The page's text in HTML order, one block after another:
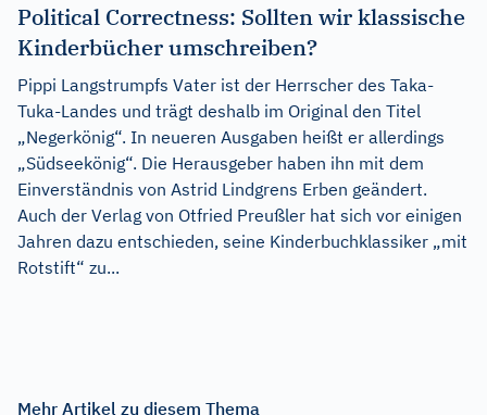
Political Correctness: Sollten wir klassische
Kinderbücher umschreiben?
Pippi Langstrumpfs Vater ist der Herrscher des Taka-
Tuka-Landes und trägt deshalb im Original den Titel
„Negerkönig“. In neueren Ausgaben heißt er allerdings
„Südseekönig“. Die Herausgeber haben ihn mit dem
Einverständnis von Astrid Lindgrens Erben geändert.
Auch der Verlag von Otfried Preußler hat sich vor einigen
Jahren dazu entschieden, seine Kinderbuchklassiker „mit
Rotstift“ zu...
Mehr Artikel zu diesem Thema